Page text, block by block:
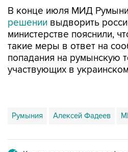
В конце июля МИД
решении выдворить
министерстве пояснили,
такие меры в ответ на
попадания на румынскую
участвующих в
Румыния Алексей Фадеев